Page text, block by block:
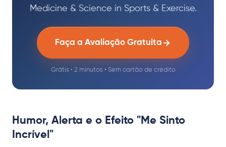
Medicine & Science in Sports & Exercise.
Faça a Avaliação Gratuita
Grátis • 2 minutos • Sem cartão de crédito
Humor, Alerta e o Efeito "Me Sinto
Incrível"